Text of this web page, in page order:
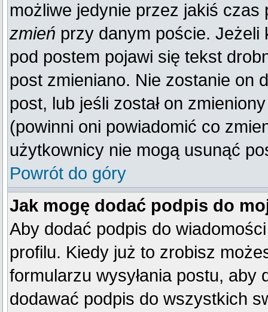
możliwe jedynie przez jakiś
zmień przy danym poście. Jeżeli
pod postem pojawi się tekst
post zmieniano. Nie zostanie on
post, lub jeśli został on
(powinni oni powiadomić co
użytkownicy nie mogą usunąć
Powrót do góry
Jak mogę dodać podpis do
Aby dodać podpis do
profilu. Kiedy już to zrobisz
formularzu wysyłania postu,
dodawać podpis do wszystkich